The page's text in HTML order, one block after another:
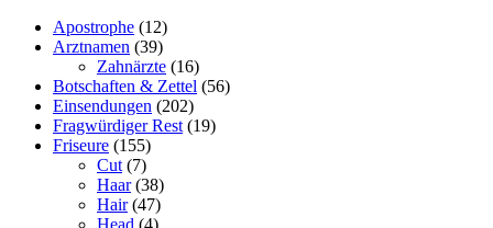
Apostrophe (12)
Arztnamen (39)
Zahnärzte (16)
Botschaften & Zettel (56)
Einsendungen (202)
Fragwürdiger Rest (19)
Friseure (155)
Cut (7)
Haar(38)
Hair(47)
Head (4)